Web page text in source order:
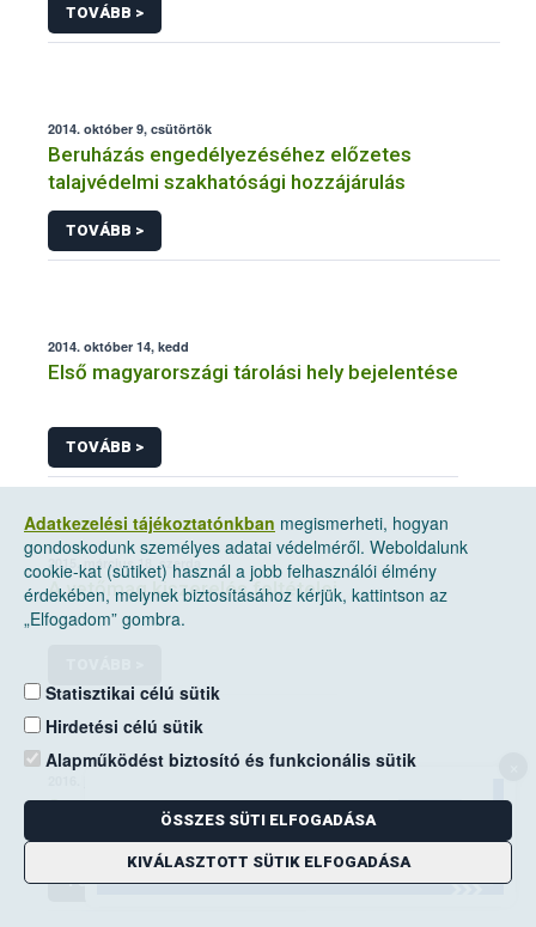
TOVÁBB >
2014. október 9, csütörtök
Beruházás engedélyezéséhez előzetes
talajvédelmi szakhatósági hozzájárulás
TOVÁBB >
2014. október 14, kedd
Első magyarországi tárolási hely bejelentése
TOVÁBB >
2015. március 18, szerda
A vetőmag kiszerelés feltételei
Szaporító alapanyag gyűjtés
TOVÁBB >
Adatkezelési tájékoztatónkban megismerheti, hogyan
gondoskodunk személyes adatai védelméről. Weboldalunk
cookie-kat (sütiket) használ a jobb felhasználói élmény
érdekében, melynek biztosításához kérjük, kattintson az
„Elfogadom” gombra.
Statisztikai célú sütik
Hirdetési célú sütik
Alapműködést biztosító és funkcionális sütik
ÖSSZES SÜTI ELFOGADÁSA
KIVÁLASZTOTT SÜTIK ELFOGADÁSA